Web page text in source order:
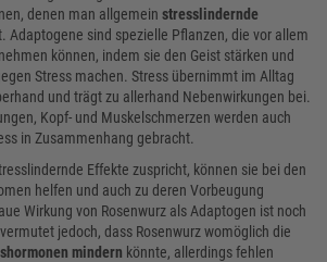
denen man allgemein stresslindernde
Adaptogene sind spezielle Pflanzen, die vor allem
können, indem sie den Geist stärken und
Stress machen. Stress übernimmt im Alltag
und trägt zu allerhand Nebenwirkungen bei.
Kopf- und Muskelschmerzen werden auch
in Zusammenhang gebracht.
Effekte zuspricht, können sie bei den
helfen und auch zu deren Vorbeugung
Wirkung von Rosenwurz als Adaptogen ist noch
jedoch, dass Rosenwurz womöglich die
mindern könnte, allerdings fehlen